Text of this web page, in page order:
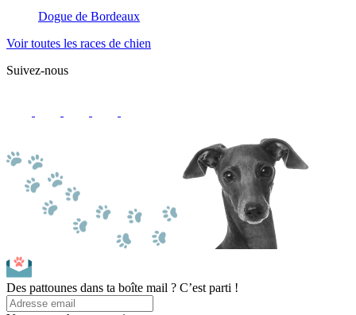
Dogue de Bordeaux
Voir toutes les races de chien
Suivez-nous
Des pattounes dans ta boîte mail ? C’est parti !